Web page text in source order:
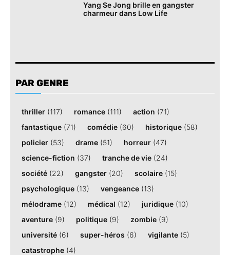
Yang Se Jong brille en gangster
charmeur dans Low Life
PAR GENRE
thriller (117) romance (111) action (71)
fantastique (71) comédie (60) historique (58)
policier (53) drame (51) horreur (47)
science-fiction (37) tranche de vie (24)
société (22) gangster (20) scolaire (15)
psychologique (13) vengeance (13)
mélodrame (12) médical (12) juridique (10)
aventure (9) politique (9) zombie (9)
université (6) super-héros (6) vigilante (5)
catastrophe (4)